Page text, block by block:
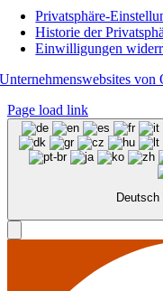
Privatsphäre-
Historie der
Einwilligungen
Unternehmenswebsites
Page load link
Deutsch